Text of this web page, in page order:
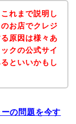
れまで説明し
お店でクレジ
原因は様々あ
クの公式サイ
といいかもし
の問題を今す